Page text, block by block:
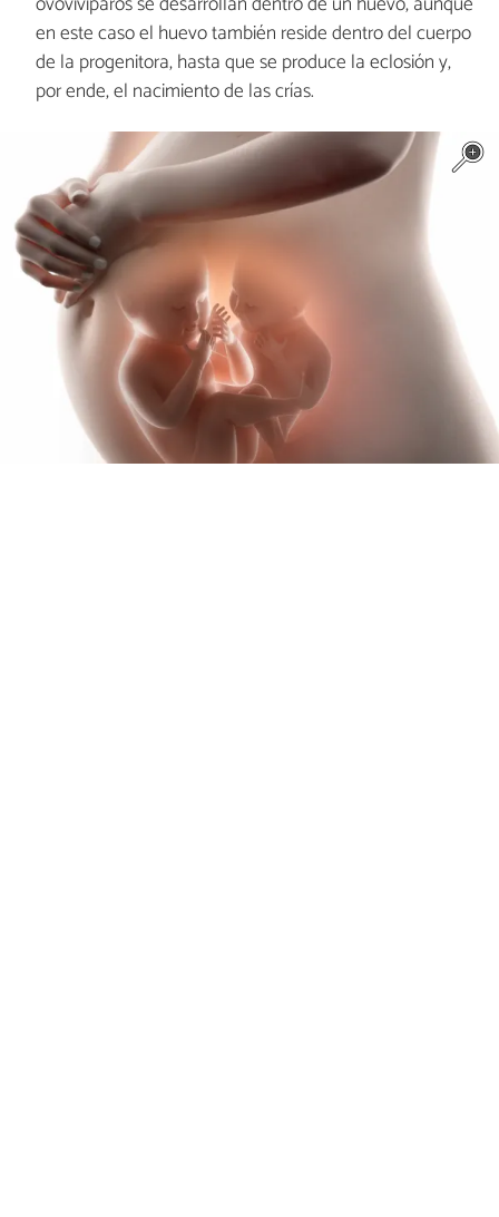
en este caso el huevo también reside dentro del cuerpo
de la progenitora, hasta que se produce la eclosión y,
por ende, el nacimiento de las crías.